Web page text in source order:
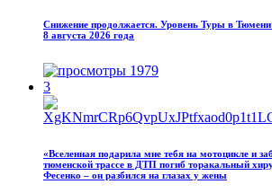
Снижение продолжается. Уровень Туры в
8 августа 2026 года
1979
3
«Вселенная подарила мне тебя на мотоцикле и
тюменской трассе в ДТП погиб торакальный
Фесенко – он разбился на глазах у жены